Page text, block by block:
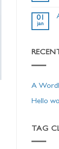
A
01
jan
A
Hello
TAG